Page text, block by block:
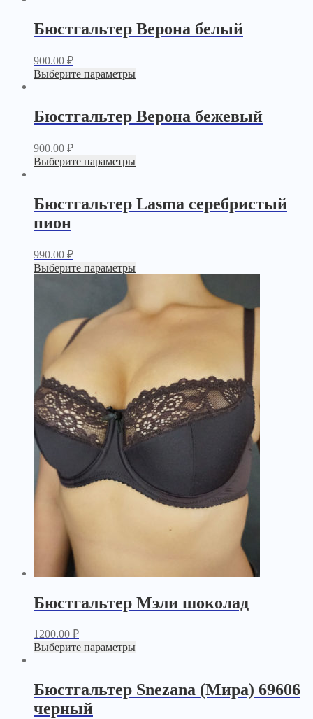
Бюстгальтер Верона белый
900.00 ₽
Выберите параметры
Бюстгальтер Верона бежевый
900.00 ₽
Выберите параметры
Бюстгальтер Lasma серебристый
пион
990.00 ₽
Выберите параметры
Бюстгальтер Мэли шоколад
1200.00 ₽
Выберите параметры
Бюстгальтер Snezana (Мира) 69606
черный